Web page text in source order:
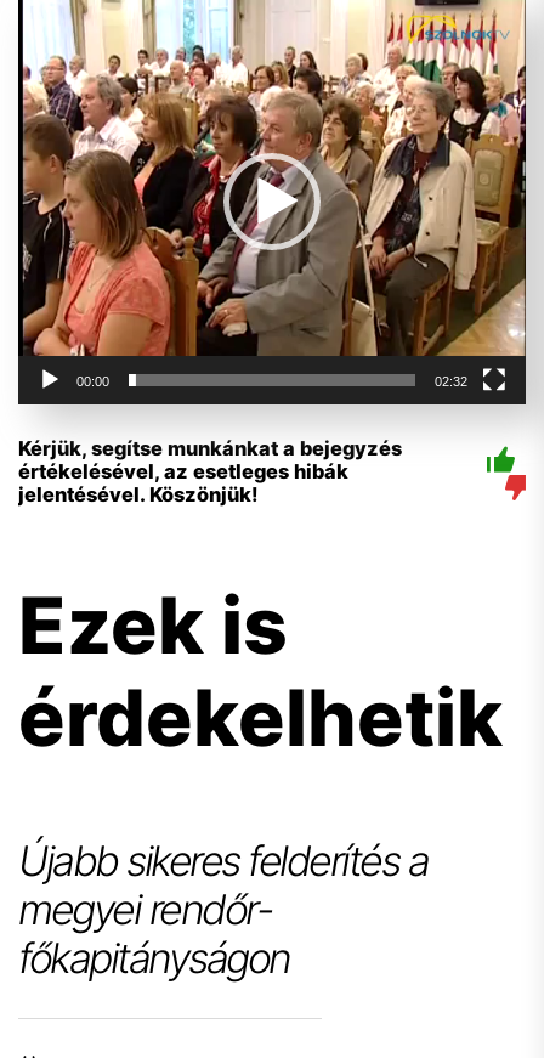
Videólejátszó
00:00 02:32
Kérjük, segítse munkánkat a bejegyzés
értékelésével, az esetleges hibák
jelentésével. Köszönjük!
Ezek is
érdekelhetik
Újabb sikeres felderítés a
megyei rendőr-
főkapitányságon